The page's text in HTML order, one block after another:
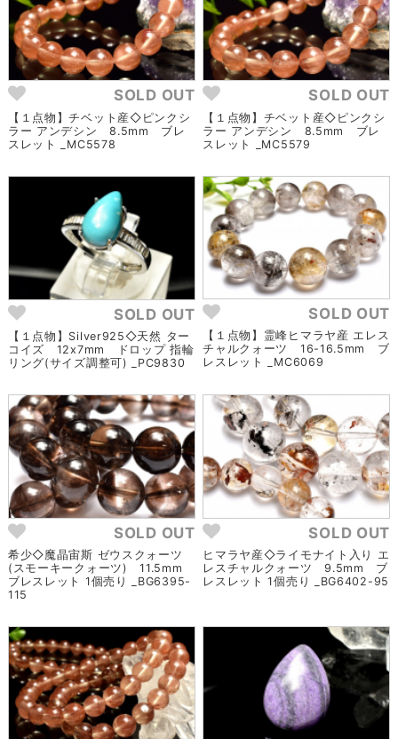
SOLD OUT
【１点物】チベット産◇ピンクシ
ラー アンデシン 8.5mm ブレ
スレット _MC5578
SOLD OUT
【１点物】チベット産◇ピンクシ
ラー アンデシン 8.5mm ブレ
スレット _MC5579
SOLD OUT
【１点物】Silver925◇天然 ター
コイズ 12x7mm ドロップ 指輪
リング(サイズ調整可) _PC9830
SOLD OUT
【１点物】霊峰ヒマラヤ産 エレス
チャルクォーツ 16-16.5mm ブ
レスレット _MC6069
SOLD OUT
希少◇魔晶宙斯 ゼウスクォーツ
(スモーキークォーツ) 11.5mm
ブレスレット 1個売り _BG6395-
115
SOLD OUT
ヒマラヤ産◇ライモナイト入り エ
レスチャルクォーツ 9.5mm ブ
レスレット 1個売り _BG6402-95